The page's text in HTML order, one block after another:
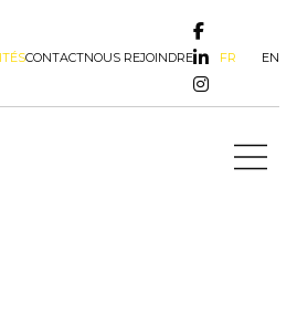
CONTACTNOUS REJOINDRE FR EN